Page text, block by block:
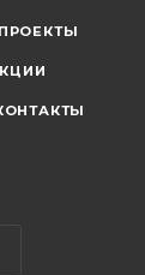
ПРОЕКТЫ